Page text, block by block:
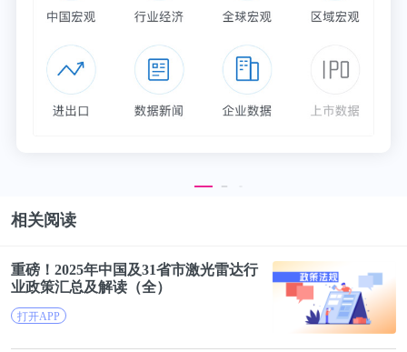
店，首次公开了T型车的真身，主体使用钒钢制作，
自信：通身没有一点华而不实的地方。果然，T型车
一经面世，便十分畅销。到1927年停产之际，福特公
司已经生产了1500万辆。它让美国成为生活在轮子上
世的商业故事，时常提到福特创造的流水线装配方
小时，大幅提升效率，却总是忽略一个关键问题：钒
钢诞生于英国谢斯菲尔德大学，最先应用于欧洲铁路
的钢轨铺设，偶然间被法国车企用于汽车制造，为何
相关阅读
重磅！2025年中国及31省市激光雷达行
业政策汇总及解读（全）
打开APP